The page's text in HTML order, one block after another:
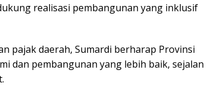
realisasi pembangunan yang inklusif
pajak daerah, Sumardi berharap Provinsi
dan pembangunan yang lebih baik, sejalan